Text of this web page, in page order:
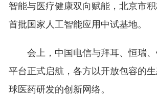
智能与医疗健康双向赋能，北京市
首批国家人工智能应用中试基地。
会上，中国电信与拜耳、恒瑞
平台正式启航，各方以开放包容的
球医药研发的创新网络。